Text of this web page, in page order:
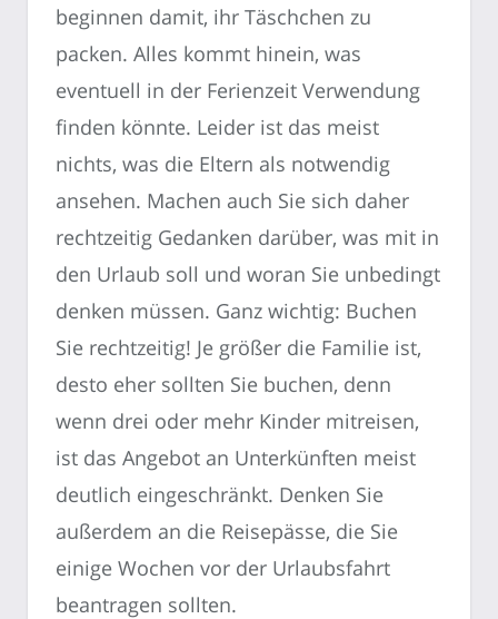
beginnen damit, ihr Täschchen zu
packen. Alles kommt hinein, was
eventuell in der Ferienzeit Verwendung
finden könnte. Leider ist das meist
nichts, was die Eltern als notwendig
ansehen. Machen auch Sie sich daher
rechtzeitig Gedanken darüber, was mit in
den Urlaub soll und woran Sie unbedingt
denken müssen. Ganz wichtig: Buchen
Sie rechtzeitig! Je größer die Familie ist,
desto eher sollten Sie buchen, denn
wenn drei oder mehr Kinder mitreisen,
ist das Angebot an Unterkünften meist
deutlich eingeschränkt. Denken Sie
außerdem an die Reisepässe, die Sie
einige Wochen vor der Urlaubsfahrt
beantragen sollten.